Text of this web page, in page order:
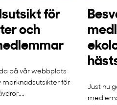
för
och
på vår webbplats
marknadsutsikter för
Just nu